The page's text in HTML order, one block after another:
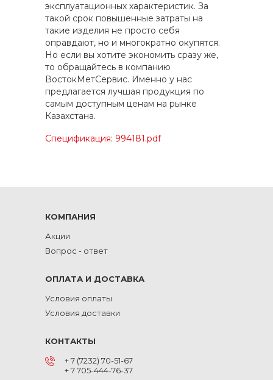
эксплуатационных характеристик. За
такой срок повышенные затраты на
такие изделия не просто себя
оправдают, но и многократно окупятся.
Но если вы хотите экономить сразу же,
то обращайтесь в компанию
ВостокМетСервис. Именно у нас
предлагается лучшая продукция по
самым доступным ценам на рынке
Казахстана.
Спецификация: 994181.pdf
КОМПАНИЯ
Акции
Вопрос - ответ
ОПЛАТА И ДОСТАВКА
Условия оплаты
Условия доставки
КОНТАКТЫ
+ 7 (7232) 70-51-67
+ 7 705-444-76-37